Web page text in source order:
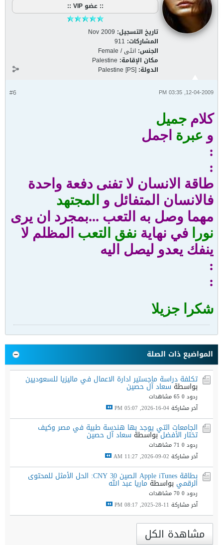
:: عضو VIP ::
تاريخ التسجيل: Nov 2009
المشاركات: 911
الجنس: انثى / Female
مكان الإقامة: Palestine
الدولة: Palestine [PS]
#6 12-04-2009, 03:35 PM
كلام جميل
و عبرة اجمل
:
:
طاقة الانسان لا تفنى دفعة واحدة
فالانسان المتفائل و
المجتهد
مهما وصل به التعب ...بمجرد ان يرى
نورا
في نهاية نفق التعب المظلم لا
ينفك يعدو ليصل اليه
:
:
شكرا جزيلا
المواضيع ذات الصلة
تكلفة دراسة ماجستير ادارة الاعمال في ماليزيا للسعوديين
بواسطةسعاد آل حصين
ردود 0
65 مشاهدات
آخر مشاركة04-16-2026, 05:07 PM
الجامعات التي يوجد بها هندسة طبية في مصر وكيف
تختار الأفضلبواسطة سعاد آل حصين
ردود 0
71 مشاهدات
آخر مشاركة 02-09-2026, 11:27 AM
بطاقة Apple iTunes الصين 30 CNY: الحل الأمثل للمحتوى
الرقمي بواسطةماريا عبد الله
ردود 0
70 مشاهدات
آخر مشاركة 11-28-2025, 08:17 PM
مشاهدة الكل